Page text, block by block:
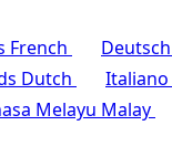
French Deutsch
Dutch Italiano
MelayuMalay